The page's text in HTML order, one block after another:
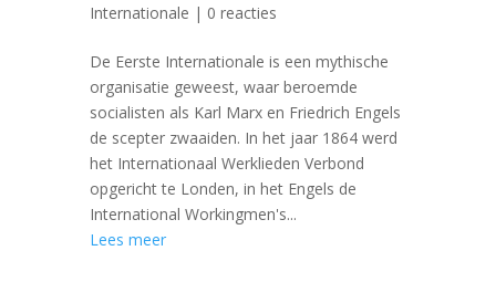
Internationale | 0 reacties
De Eerste Internationale is een mythische
organisatie geweest, waar beroemde
socialisten als Karl Marx en Friedrich Engels
de scepter zwaaiden. In het jaar 1864 werd
het Internationaal Werklieden Verbond
opgericht te Londen, in het Engels de
International Workingmen's...
Lees meer